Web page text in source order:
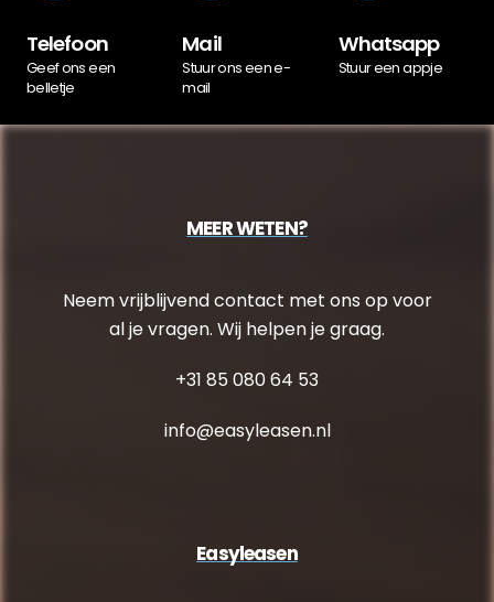
Telefoon
Geef ons een
belletje
Mail
Stuur ons een e-
mail
Whatsapp
Stuur een appje
MEER WETEN?
Neem vrijblijvend contact met ons op voor
al je vragen. Wij helpen je graag.
+31 85 080 64 53
info@easyleasen.nl
Easyleasen